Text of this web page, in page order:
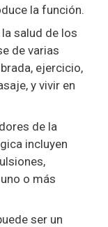
la función.
salud de los
de varias
ejercicio,
y vivir en
de la
incluyen
o más
ser un